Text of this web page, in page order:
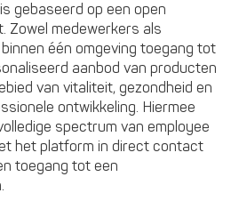
gebaseerd op een open
Zowel medewerkers als
één omgeving toegang tot
aanbod van producten
van vitaliteit, gezondheid en
ontwikkeling. Hiermee
spectrum van employee
het platform in direct contact
toegang tot een